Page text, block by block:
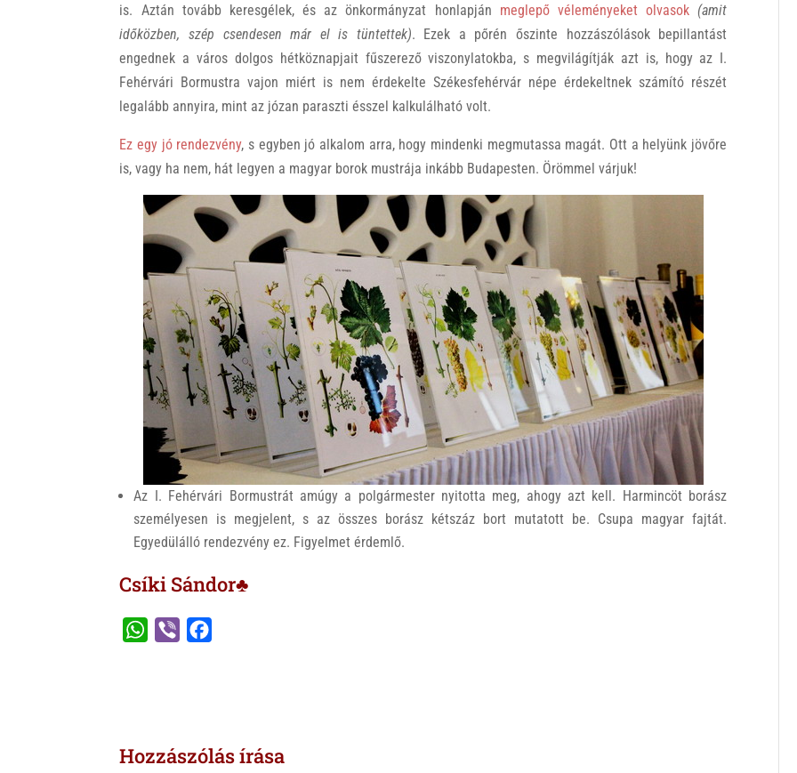
is. Aztán tovább keresgélek, és az önkormányzat honlapján meglepő véleményeket olvasok (amit
időközben, szép csendesen már el is tüntettek). Ezek a pőrén őszinte hozzászólások bepillantást
engednek a város dolgos hétköznapjait fűszerező viszonylatokba, s megvilágítják azt is, hogy az I.
Fehérvári Bormustra vajon miért is nem érdekelte Székesfehérvár népe érdekeltnek számító részét
legalább annyira, mint az józan paraszti ésszel kalkulálható volt.
Ez egy jó rendezvény, s egyben jó alkalom arra, hogy mindenki megmutassa magát. Ott a helyünk jövőre
is, vagy ha nem, hát legyen a magyar borok mustrája inkább Budapesten. Örömmel várjuk!
Az I. Fehérvári Bormustrát amúgy a polgármester nyitotta meg, ahogy azt kell. Harmincöt borász
személyesen is megjelent, s az összes borász kétszáz bort mutatott be. Csupa magyar fajtát.
Egyedülálló rendezvény ez. Figyelmet érdemlő.
Csíki Sándor♣
W
A
o
Hozzászólás írása